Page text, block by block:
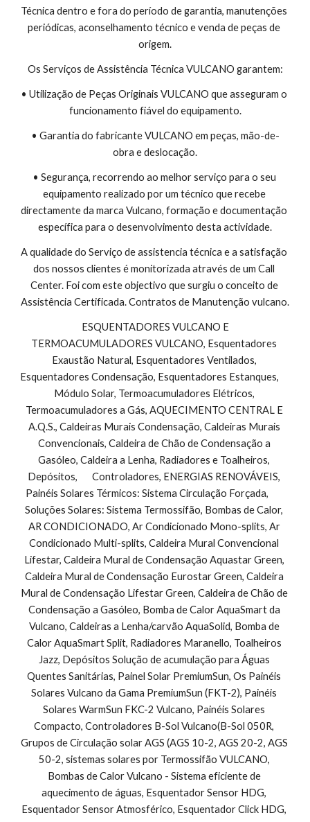
Técnica dentro e fora do período de garantia, manutenções
periódicas, aconselhamento técnico e venda de peças de
origem.
Os Serviços de Assistência Técnica VULCANO garantem:
• Utilização de Peças Originais VULCANO que asseguram o
funcionamento fiável do equipamento.
• Garantia do fabricante VULCANO em peças, mão-de-
obra e deslocação.
• Segurança, recorrendo ao melhor serviço para o seu
equipamento realizado por um técnico que recebe
directamente da marca Vulcano, formação e documentação
específica para o desenvolvimento desta actividade.
A qualidade do Serviço de assistencia técnica e a satisfação
dos nossos clientes é monitorizada através de um Call
Center. Foi com este objectivo que surgiu o conceito de
Assistência Certificada. Contratos de Manutenção vulcano.
TERMOACUMULADORES VULCANO, Esquentadores
Exaustão Natural, Esquentadores Ventilados,
Esquentadores Condensação, Esquentadores Estanques,
Módulo Solar, Termoacumuladores Elétricos,
Termoacumuladores a Gás, AQUECIMENTO CENTRAL E
A.Q.S., Caldeiras Murais Condensação, Caldeiras Murais
Convencionais, Caldeira de Chão de Condensação a
Gasóleo, Caldeira a Lenha, Radiadores e Toalheiros,
Depósitos,       Controladores, ENERGIAS RENOVÁVEIS,
Painéis Solares Térmicos: Sistema Circulação Forçada,
Soluções Solares: Sistema Termossifão, Bombas de Calor,
AR CONDICIONADO, Ar Condicionado Mono-splits, Ar
Condicionado Multi-splits, Caldeira Mural Convencional
Lifestar, Caldeira Mural de Condensação Aquastar Green,
Caldeira Mural de Condensação Eurostar Green, Caldeira
Mural de Condensação Lifestar Green, Caldeira de Chão de
Condensação a Gasóleo, Bomba de Calor AquaSmart da
Vulcano, Caldeiras a Lenha/carvão AquaSolid, Bomba de
Calor AquaSmart Split, Radiadores Maranello, Toalheiros
Jazz, Depósitos Solução de acumulação para Águas
Quentes Sanitárias, Painel Solar PremiumSun, Os Painéis
Solares Vulcano da Gama PremiumSun (FKT-2), Painéis
Solares WarmSun FKC-2 Vulcano, Painéis Solares
Compacto, Controladores B-Sol Vulcano(B-Sol 050R,
Grupos de Circulação solar AGS (AGS 10-2, AGS 20-2, AGS
50-2, sistemas solares por Termossifão VULCANO,
Bombas de Calor Vulcano - Sistema eficiente de
aquecimento de águas, Esquentador Sensor HDG,
Esquentador Sensor Atmosférico, Esquentador Click HDG,